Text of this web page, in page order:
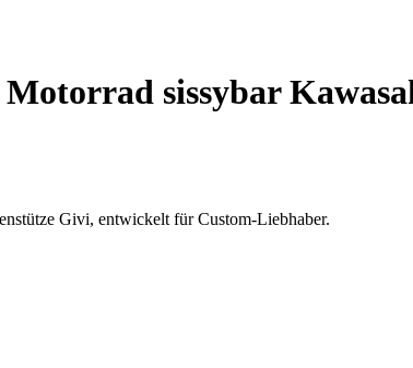
Motorrad sissybar
Givi, entwickelt für Custom-Liebhaber.